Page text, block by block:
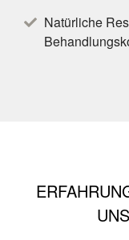
Natürliche